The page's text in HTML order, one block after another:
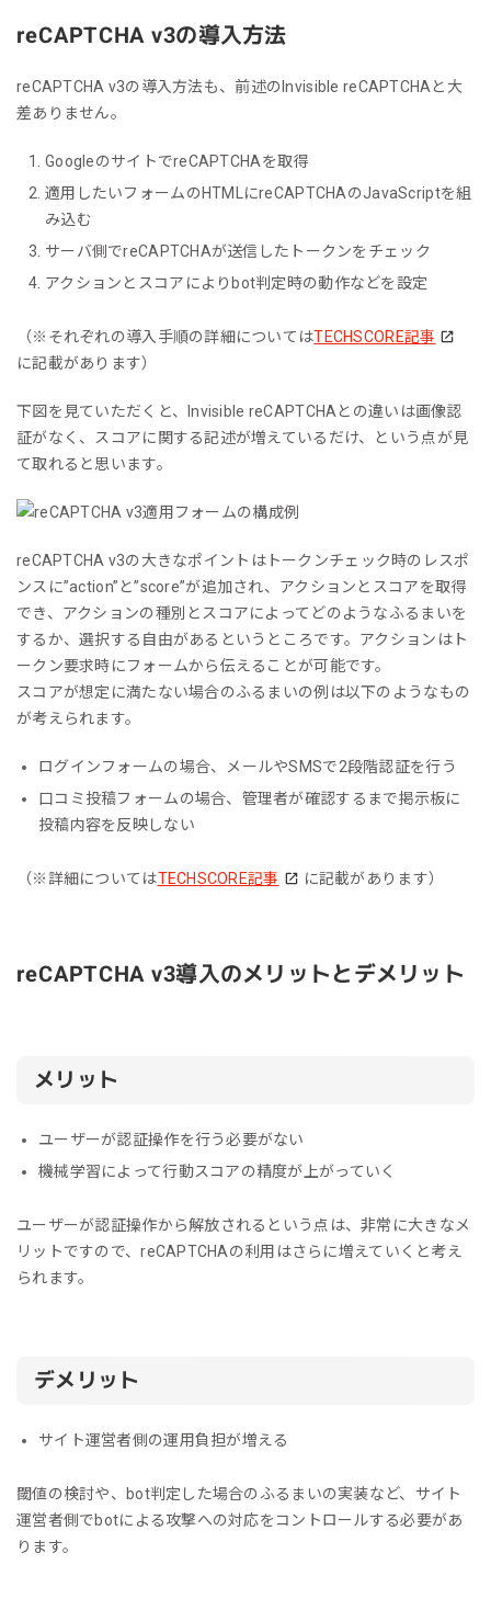
reCAPTCHA v3の導入方法
reCAPTCHA v3の導入方法も、前述のInvisible reCAPTCHAと大
差ありません。
GoogleのサイトでreCAPTCHAを取得
適用したいフォームのHTMLにreCAPTCHAのJavaScriptを組
み込む
サーバ側でreCAPTCHAが送信したトークンをチェック
アクションとスコアによりbot判定時の動作などを設定
（※それぞれの導入手順の詳細についてはTECHSCORE記事
に記載があります）
下図を見ていただくと、Invisible reCAPTCHAとの違いは画像認
証がなく、スコアに関する記述が増えているだけ、という点が見
て取れると思います。
reCAPTCHA v3の大きなポイントはトークンチェック時のレスポ
ンスに”action”と”score”が追加され、アクションとスコアを取得
でき、アクションの種別とスコアによってどのようなふるまいを
するか、選択する自由があるというところです。アクションはト
ークン要求時にフォームから伝えることが可能です。
スコアが想定に満たない場合のふるまいの例は以下のようなもの
が考えられます。
ログインフォームの場合、メールやSMSで2段階認証を行う
口コミ投稿フォームの場合、管理者が確認するまで掲示板に
投稿内容を反映しない
（※詳細についてはTECHSCORE記事 に記載があります）
reCAPTCHA v3導入のメリットとデメリット
メリット
ユーザーが認証操作を行う必要がない
機械学習によって行動スコアの精度が上がっていく
ユーザーが認証操作から解放されるという点は、非常に大きなメ
リットですので、reCAPTCHAの利用はさらに増えていくと考え
られます。
デメリット
サイト運営者側の運用負担が増える
閾値の検討や、bot判定した場合のふるまいの実装など、サイト
運営者側でbotによる攻撃への対応をコントロールする必要があ
ります。